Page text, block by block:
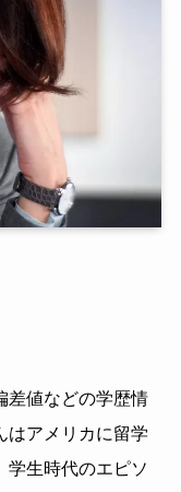
差値などの学歴情
はアメリカに留学
学生時代のエピソ